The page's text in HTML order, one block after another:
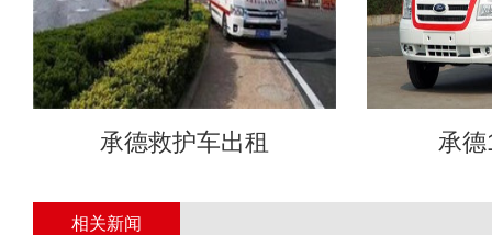
承德救护车出租 承德
相关新闻